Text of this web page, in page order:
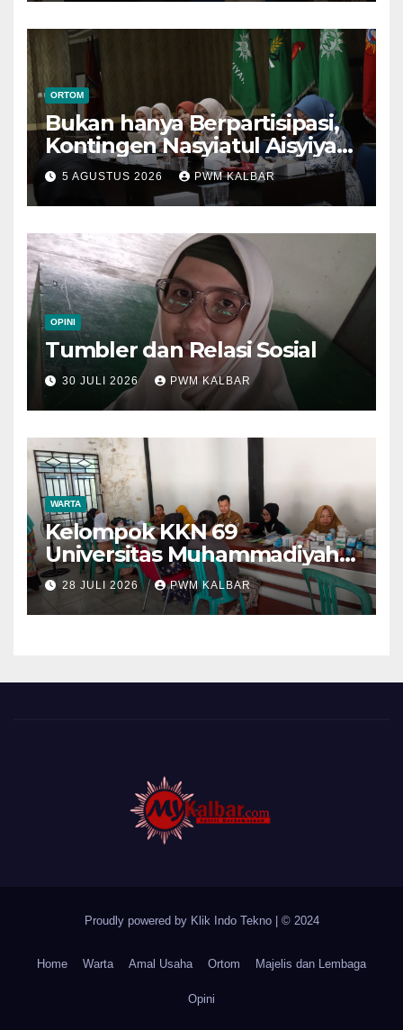
ORTOM
Bukan hanya Berpartisipasi,
Kontingen Nasyiatul Aisyiyah
Kalbar Perjuangkan Program
di Muktamar XV
5 AGUSTUS 2026 PWM KALBAR
OPINI
Tumbler dan Relasi Sosial
30 JULI 2026 PWM KALBAR
WARTA
Kelompok KKN 69
Universitas Muhammadiyah
Pontianak Dibagi Dua Tim,
Cat Bangunan dan Dampingi
Pelayanan Posyandu Lansia
28 JULI 2026 PWM KALBAR
Proudly powered by Klik Indo Tekno © 2024
Home Warta Amal Usaha Ortom Majelis dan Lembaga
Opini